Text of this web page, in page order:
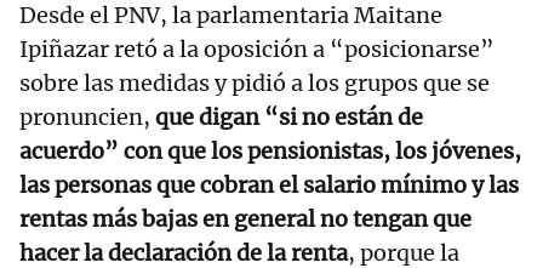
Desde el PNV, la parlamentaria Maitane
Ipiñazar retó a la oposición a “posicionarse”
sobre las medidas y pidió a los grupos que se
pronuncien, que digan “si no están de
acuerdo” con que los pensionistas, los jóvenes,
las personas que cobran el salario mínimo y las
rentas más bajas en general no tengan que
hacer la declaración de la renta, porque la